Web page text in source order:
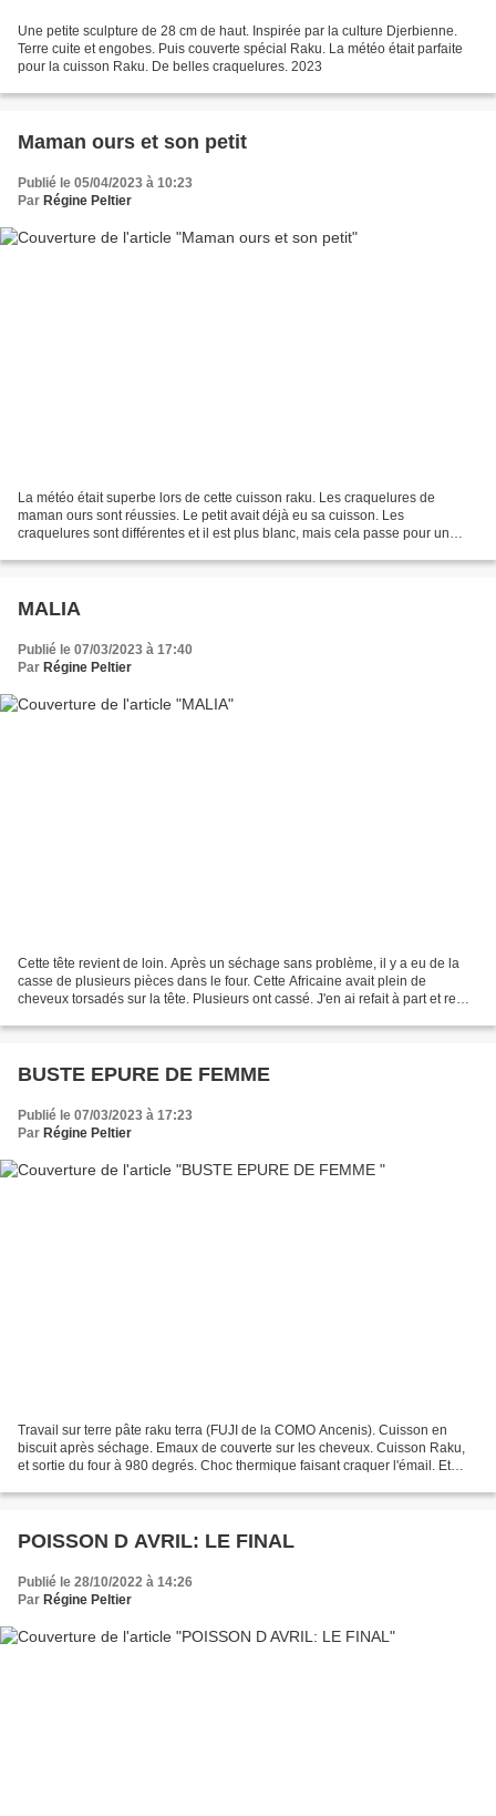
Une petite sculpture de 28 cm de haut. Inspirée par la culture Djerbienne.
Terre cuite et engobes. Puis couverte spécial Raku. La météo était parfaite
pour la cuisson Raku. De belles craquelures. 2023
Maman ours et son petit
Publié le 05/04/2023 à 10:23
Par Régine Peltier
La météo était superbe lors de cette cuisson raku. Les craquelures de
maman ours sont réussies. Le petit avait déjà eu sa cuisson. Les
craquelures sont différentes et il est plus blanc, mais cela passe pour un
MALIA
Publié le 07/03/2023 à 17:40
Par Régine Peltier
Cette tête revient de loin. Après un séchage sans problème, il y a eu de la
casse de plusieurs pièces dans le four. Cette Africaine avait plein de
cheveux torsadés sur la tête. Plusieurs ont cassé. J'en ai refait à part et remis
BUSTE EPURE DE FEMME
Publié le 07/03/2023 à 17:23
Par Régine Peltier
Travail sur terre pâte raku terra (FUJI de la COMO Ancenis). Cuisson en
biscuit après séchage. Emaux de couverte sur les cheveux. Cuisson Raku,
et sortie du four à 980 degrés. Choc thermique faisant craquer l'émail. Et
POISSON D AVRIL: LE FINAL
Publié le 28/10/2022 à 14:26
Par Régine Peltier